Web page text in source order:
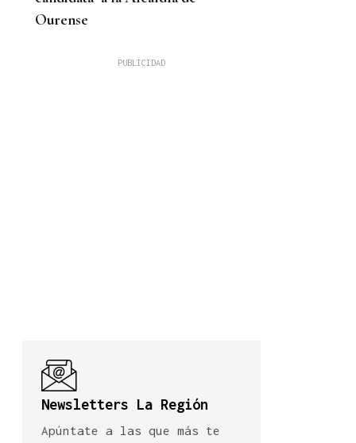
Ourense
Newsletters La Región
Apúntate a las que más te